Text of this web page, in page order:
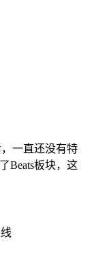
一直还没有特
Beats板块，这